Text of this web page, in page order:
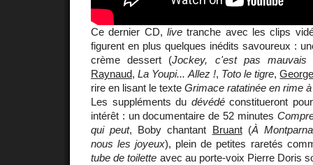
Ce dernier CD, live tranche avec les clips
figurent en plus quelques inédits savoureux :
crème dessert (Jockey, c'est pas mauvais
Raynaud,La Youpi... Allez !, Toto le tigre,
rire en lisant le texte Grimace ratatinée en rime
Les suppléments du dévédéconstitueront
intérêt : un documentaire de 52 minutes
qui peut, Boby chantant Bruant(À
nous les joyeux), plein de petites raretés
tube de toilette avec au porte-voix Pierre Doris